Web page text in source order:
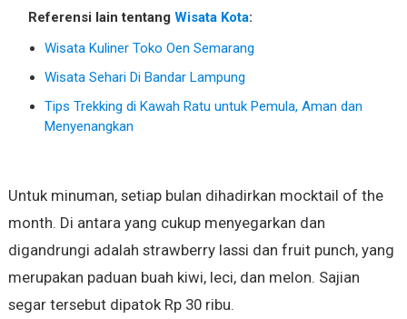
Referensi lain tentang Wisata Kota:
Wisata Kuliner Toko Oen Semarang
Wisata Sehari Di Bandar Lampung
Tips Trekking di Kawah Ratu untuk Pemula, Aman dan
Menyenangkan
Untuk minuman, setiap bulan dihadirkan mocktail of the
month. Di antara yang cukup menyegarkan dan
digandrungi adalah strawberry lassi dan fruit punch, yang
merupakan paduan buah kiwi, leci, dan melon. Sajian
segar tersebut dipatok Rp 30 ribu.